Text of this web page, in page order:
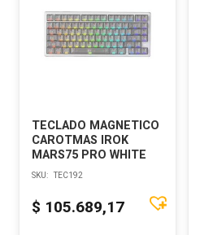
TECLADO MAGNETICO
CAROTMAS IROK
MARS75 PRO WHITE
SKU: TEC192
$ 105.689,17